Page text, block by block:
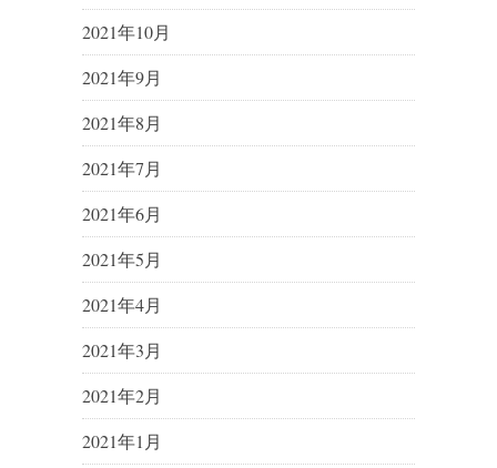
2021年10月
2021年9月
2021年8月
2021年7月
2021年6月
2021年5月
2021年4月
2021年3月
2021年2月
2021年1月